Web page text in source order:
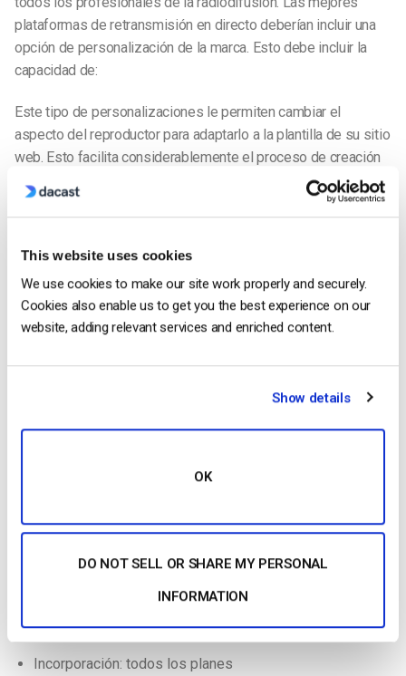
This website uses cookies
We use cookies to make our site work properly and securely.
Cookies also enable us to get you the best experience on our
website, adding relevant services and enriched content.
Show details
OK
DO NOT SELL OR SHARE MY PERSONAL
INFORMATION
plataformas de retransmisión en directo deberían incluir una
opción de personalización de la marca. Esto debe incluir la
capacidad de:
Este tipo de personalizaciones le permiten cambiar el
aspecto del reproductor para adaptarlo a la plantilla de su sitio
web. Esto facilita considerablemente el proceso de creación
de una plantilla de sitio web de vídeo en directo profesional.
No es de extrañar, con características como ésta, que el
nombren el vídeo como el tipo de contenido con el
Las mejores soluciones de retransmisión de
vídeo en directo
utilizarlas para comparar las mejores soluciones de
rápida y sucia. Si necesita una comparación más detallada,
1. Brightcove ⭐⭐⭐⭐
SDK para móviles: todos los planes
Incorporación: todos los planes